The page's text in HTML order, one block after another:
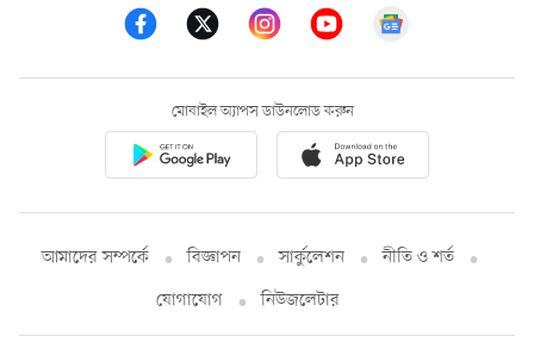
মোবাইল অ্যাপস ডাউনলোড করুন
আমাদের সম্পর্কে বিজ্ঞাপন সার্কুলেশন
নীতি ও শর্ত
যোগাযোগ
নিউজলেটার